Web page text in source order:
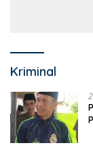
Kriminal